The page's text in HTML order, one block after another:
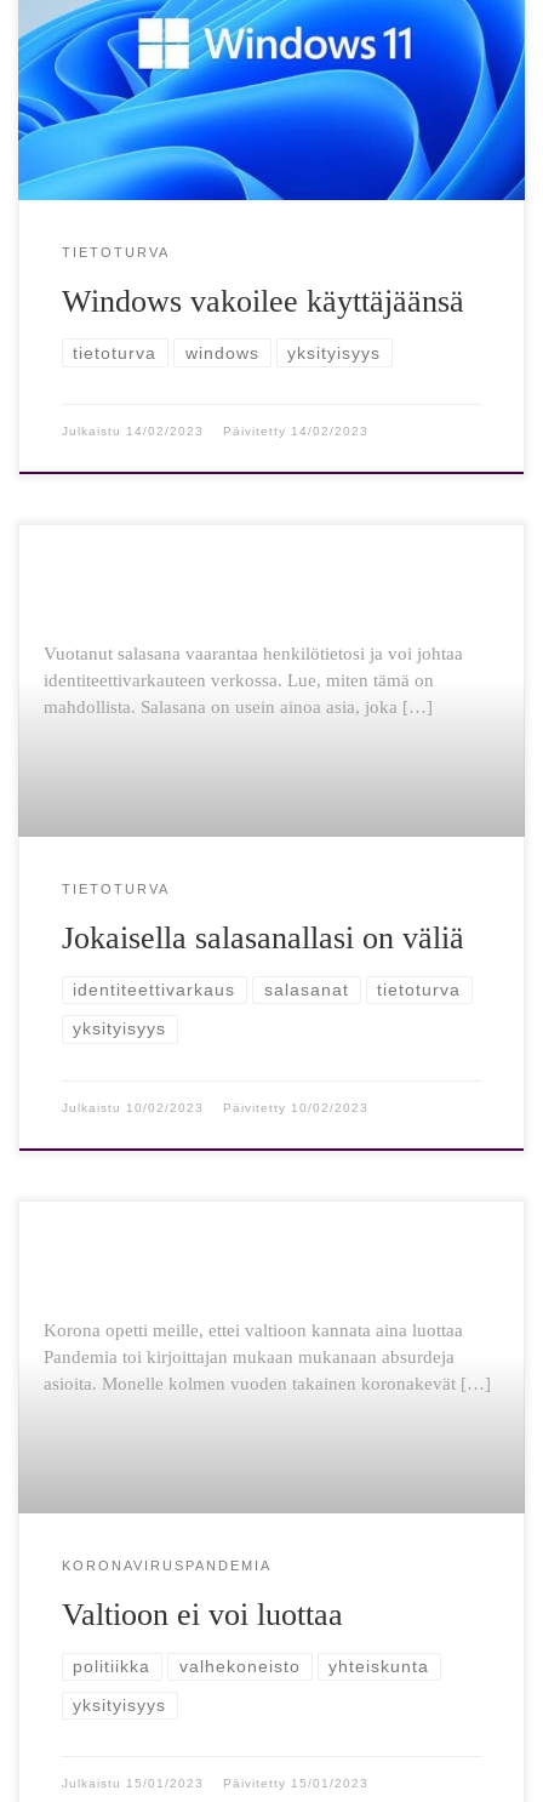
testiin, tulokset voivat järkyttää Suositulla YouTube-
kanavalla päätettiin testata, minkä verran Windows 11
”soittelee […]
TIETOTURVA
Windows vakoilee käyttäjäänsä
tietoturva windows yksityisyys
Julkaistu 14/02/2023 Päivitetty 14/02/2023
Vuotanut sala­sana vaarantaa henkilö­tietosi ja voi johtaa
identiteetti­varkauteen verkossa. Lue, miten tämä on
mahdollista. Salasana on usein ainoa asia, joka […]
TIETOTURVA
Jokaisella salasanallasi on väliä
identiteettivarkaus salasanat tietoturva
yksityisyys
Julkaistu 10/02/2023 Päivitetty 10/02/2023
Korona opetti meille, ettei valtioon kannata aina luottaa
Pandemia toi kirjoittajan mukaan mukanaan absurdeja
asioita. Monelle kolmen vuoden takainen koronakevät […]
KORONAVIRUSPANDEMIA
Valtioon ei voi luottaa
politiikka valhekoneisto yhteiskunta
yksityisyys
Julkaistu 15/01/2023 Päivitetty 15/01/2023